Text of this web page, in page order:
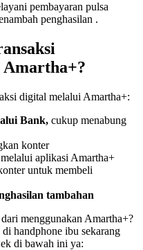
pembayaran pulsa
penghasilan .
digital melalui Amartha+:
Bank, cukup menabung
konter
melalui aplikasi Amartha+
untuk membeli
tambahan
menggunakan Amartha+?
handphone ibu sekarang
di bawah ini ya: